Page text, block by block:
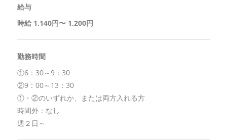
給与
時給 1,140円〜 1,200円
勤務時間
①6：30～9：30
②9：00～13：30
①・②のいずれか、または両方入れる方
時間外：なし
週２日～